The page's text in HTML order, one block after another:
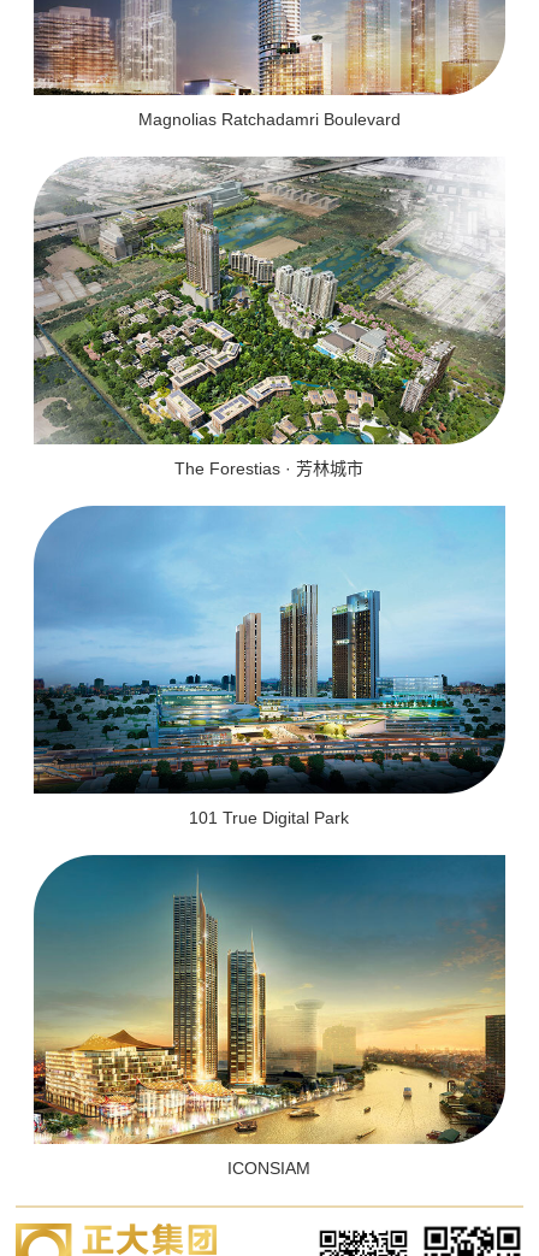
Magnolias Ratchadamri Boulevard
The Forestias · 芳林城市
101 True Digital Park
ICONSIAM